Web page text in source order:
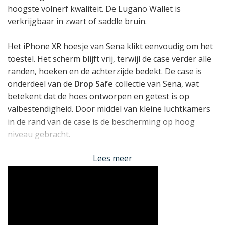
hoogste volnerf kwaliteit. De Lugano Wallet is
verkrijgbaar in zwart of saddle bruin.
Het iPhone XR hoesje van Sena klikt eenvoudig om het
toestel. Het scherm blijft vrij, terwijl de case verder alle
randen, hoeken en de achterzijde bedekt. De case is
onderdeel van de Drop Safe collectie van Sena, wat
betekent dat de hoes ontworpen en getest is op
valbestendigheid. Door middel van kleine luchtkamers
in de rand van de case is de bescherming op hoog
niveau gebracht.
Achterop de Sena Lugano Wallet vindt u meerdere
Lees meer